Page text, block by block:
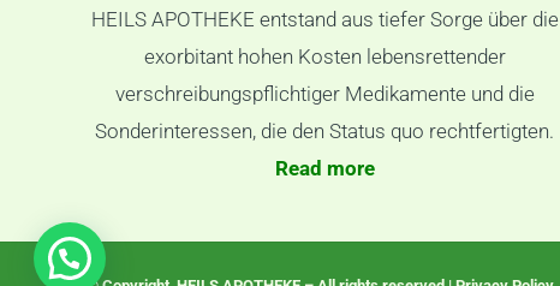
HEILS APOTHEKE entstand aus tiefer Sorge über die
exorbitant hohen Kosten lebensrettender
verschreibungspflichtiger Medikamente und die
Sonderinteressen, die den Status quo rechtfertigten.
Read more